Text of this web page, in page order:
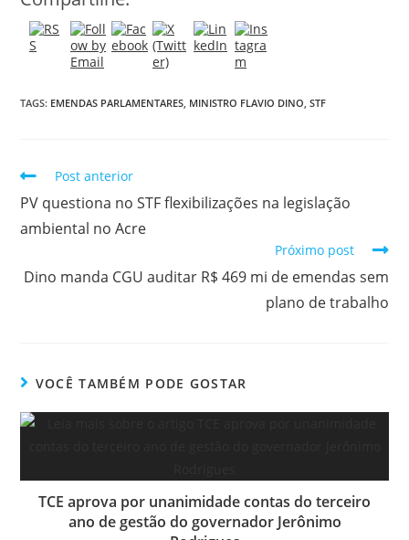
TAGS: EMENDAS PARLAMENTARES MINISTRO FLAVIO DINO STF
Post anterior
PV questiona no STF flexibilizações na legislação
ambiental no Acre
Próximo post
Dino manda CGU auditar R$ 469 mi de emendas sem
plano de trabalho
VOCÊ TAMBÉM PODE GOSTAR
TCE aprova por unanimidade contas do terceiro
ano de gestão do governador Jerônimo